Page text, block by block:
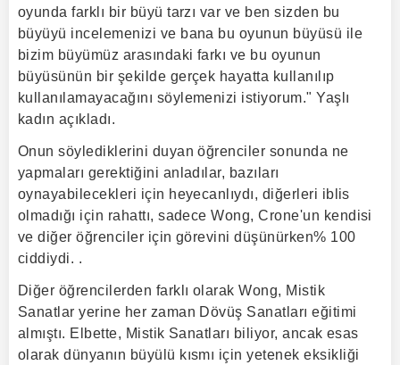
oyunda farklı bir büyü tarzı var ve ben sizden bu
büyüyü incelemenizi ve bana bu oyunun büyüsü ile
bizim büyümüz arasındaki farkı ve bu oyunun
büyüsünün bir şekilde gerçek hayatta kullanılıp
kullanılamayacağını söylemenizi istiyorum." Yaşlı
kadın açıkladı.
Onun söylediklerini duyan öğrenciler sonunda ne
yapmaları gerektiğini anladılar, bazıları
oynayabilecekleri için heyecanlıydı, diğerleri iblis
olmadığı için rahattı, sadece Wong, Crone'un kendisi
ve diğer öğrenciler için görevini düşünürken% 100
ciddiydi. .
Diğer öğrencilerden farklı olarak Wong, Mistik
Sanatlar yerine her zaman Dövüş Sanatları eğitimi
almıştı. Elbette, Mistik Sanatları biliyor, ancak esas
olarak dünyanın büyülü kısmı için yetenek eksikliği